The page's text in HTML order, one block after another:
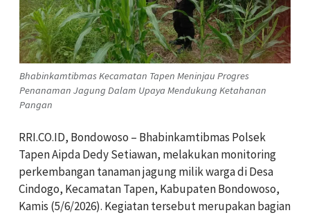
Bhabinkamtibmas Kecamatan Tapen Meninjau Progres
Penanaman Jagung Dalam Upaya Mendukung Ketahanan
Pangan
RRI.CO.ID, Bondowoso – Bhabinkamtibmas Polsek
Tapen Aipda Dedy Setiawan, melakukan monitoring
perkembangan tanaman jagung milik warga di Desa
Cindogo, Kecamatan Tapen, Kabupaten Bondowoso,
Kamis (5/6/2026). Kegiatan tersebut merupakan bagian